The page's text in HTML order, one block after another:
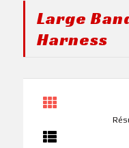
Large
Harness